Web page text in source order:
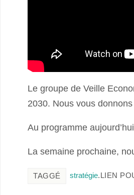
Le groupe de Veille
2030. Nous vous
Au programme
La semaine prochaine,
TAGGÉ stratégie.LIEN